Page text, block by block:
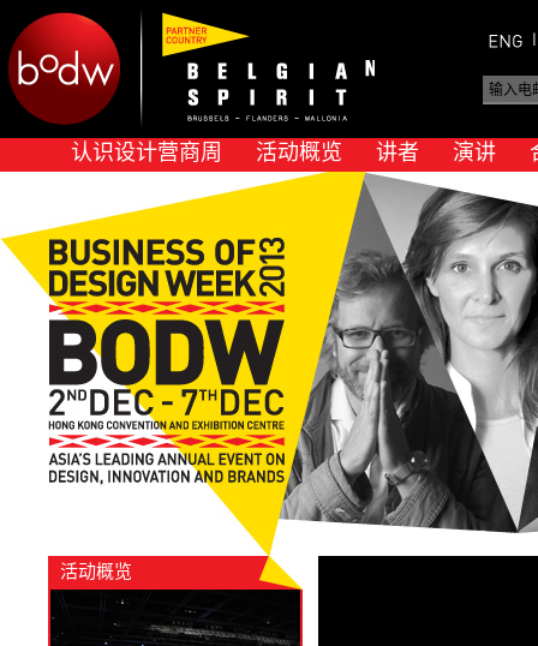
认识设计营商周 活动概览 讲者 演讲
活动概览